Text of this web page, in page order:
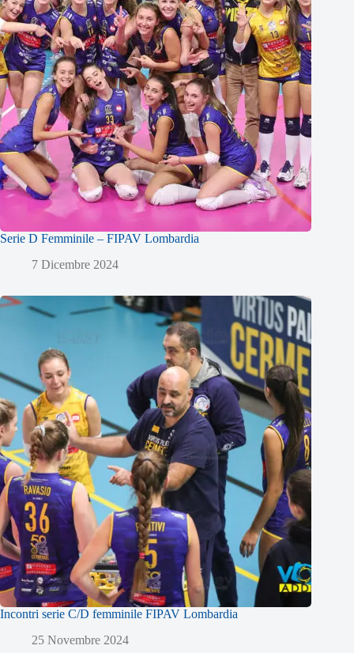
Serie D Femminile – FIPAV Lombardia
7 Dicembre 2024
Incontri serie C/D femminile FIPAV Lombardia
25 Novembre 2024